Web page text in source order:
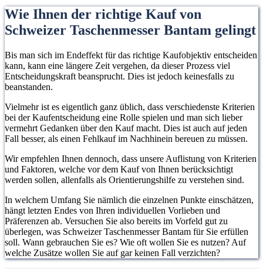
Wie Ihnen der richtige Kauf von
Schweizer Taschenmesser Bantam gelingt
Bis man sich im Endeffekt für das richtige Kaufobjektiv entscheiden
kann, kann eine längere Zeit vergehen, da dieser Prozess viel
Entscheidungskraft beansprucht. Dies ist jedoch keinesfalls zu
beanstanden.
Vielmehr ist es eigentlich ganz üblich, dass verschiedenste Kriterien
bei der Kaufentscheidung eine Rolle spielen und man sich lieber
vermehrt Gedanken über den Kauf macht. Dies ist auch auf jeden
Fall besser, als einen Fehlkauf im Nachhinein bereuen zu müssen.
Wir empfehlen Ihnen dennoch, dass unsere Auflistung von Kriterien
und Faktoren, welche vor dem Kauf von Ihnen berücksichtigt
werden sollen, allenfalls als Orientierungshilfe zu verstehen sind.
In welchem Umfang Sie nämlich die einzelnen Punkte einschätzen,
hängt letzten Endes von Ihren individuellen Vorlieben und
Präferenzen ab. Versuchen Sie also bereits im Vorfeld gut zu
überlegen, was Schweizer Taschenmesser Bantam für Sie erfüllen
soll. Wann gebrauchen Sie es? Wie oft wollen Sie es nutzen? Auf
welche Zusätze wollen Sie auf gar keinen Fall verzichten?